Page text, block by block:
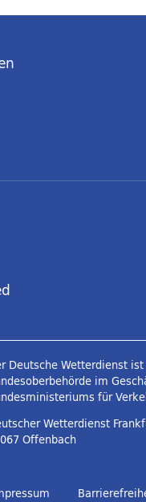
Deutsche Wetterdienst
im
für
Wetterdienst
Offenbach